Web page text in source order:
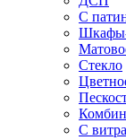
С
Шкафы-
Стекло
С